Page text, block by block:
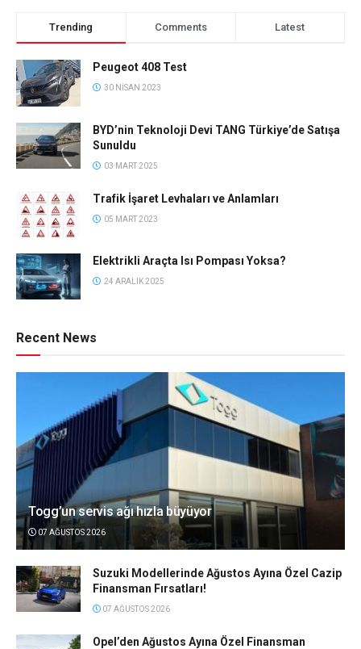
Trending Comments Latest
Peugeot 408 Test
30 NISAN 2023
BYD’nin Teknoloji Devi TANG Türkiye’de Satışa
Sunuldu
03 MART 2025
Trafik İşaret Levhaları ve Anlamları
05 MART 2023
Elektrikli Araçta Isı Pompası Yoksa?
24 ARALIK 2025
Recent News
Togg’un servis ağı hızla büyüyor
07 AĞUSTOS 2026
Suzuki Modellerinde Ağustos Ayına Özel Cazip
Finansman Fırsatları!
07 AĞUSTOS 2026
Opel’den Ağustos Ayına Özel Finansman